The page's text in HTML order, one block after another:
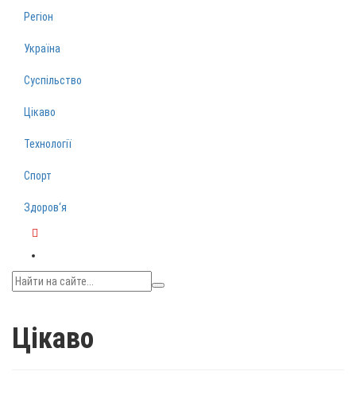
Регіон
Україна
Суспільство
Цікаво
Технології
Спорт
Здоров‘я
Цікаво